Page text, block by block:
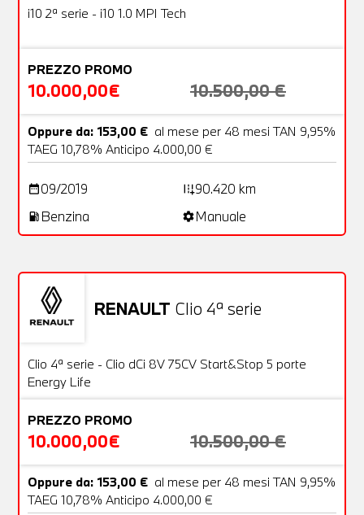
OFFERTA
i10 2ª serie - i10 1.0 MPI Tech
PREZZO PROMO
10.000,00€ 10.500,00 €
Oppure da: 153,00 € al mese per 48 mesi TAN 9,95%
TAEG 10,78% Anticipo 4.000,00 €
date_range09/2019 add_road90.420 km
local_gas_station Benzina settingsManuale
RENAULT Clio 4ª serie
OFFERTA
Usato
Clio 4ª serie - Clio dCi 8V 75CV Start&Stop 5 porte
Energy Life
PREZZO PROMO
10.000,00€ 10.500,00 €
Oppure da: 153,00 € al mese per 48 mesi TAN 9,95%
TAEG 10,78% Anticipo 4.000,00 €